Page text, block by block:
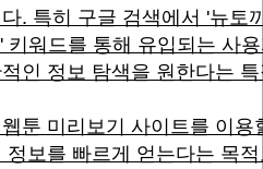
. 특히 구글 검색에서 '뉴토
키워드를 통해 유입되는 사
인 정보 탐색을 원한다는
툰 미리보기 사이트를 이용
정보를 빠르게 얻는다는 목